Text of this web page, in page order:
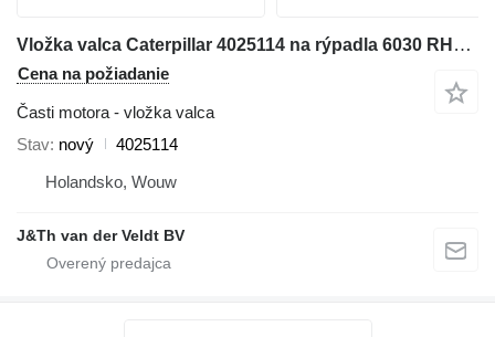
Vložka valca Caterpillar 4025114 na rýpadla 6030 RH70 6040FS
Cena na požiadanie
Časti motora - vložka valca
Stav nový
4025114
Holandsko, Wouw
J&Th van der Veldt BV